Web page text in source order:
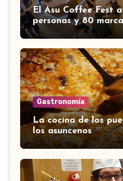
El Asu Coffee Fest
personas y 80
Gastronomía
La cocina de los
los asuncenos